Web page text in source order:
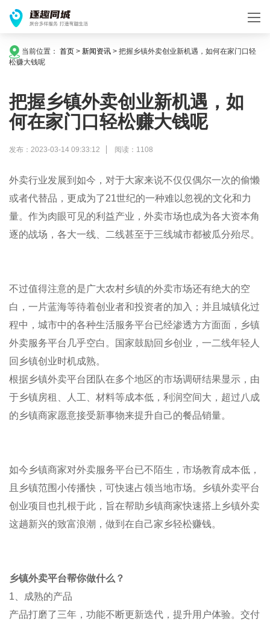
当前位置： 首页 > 新闻资讯 > 把握乡镇外卖创业新机遇，如何在家门口轻
松赚大钱呢
把握乡镇外卖创业新机遇，如
何在家门口轻松赚大钱呢
发布：2023-03-14 09:33:12 阅读：1108
外卖行业发展到如今，对于大家来说不仅仅偶尔一次的偷懒
或者代替品，更成为了21世纪的一种难以忽视的文化和力
量。作为肉眼可见的利益产业，外卖市场也成为各大资本角
逐的战场，各大一线、二线甚至于三线城市都被瓜分殆尽。
不过值得注意的是广大农村乡镇的外卖市场还有绝大的空
白，一片蓝海等待着创业者和投资者的加入；并且城镇化过
程中，城市中的各种生活服务平台已经渗透方方面面，乡镇
外卖服务平台几乎空白。国家鼓励回乡创业，一二线年轻人
回乡镇创业时机成熟。
根据乡镇外卖平台团队在多个地区的市场调研结果显示，由
于乡镇房租、人工、材料等成本低，利润空间大，超过八成
的乡镇商家愿意接受新事物来提升自己的餐品销量。
如今乡镇商家对外卖服务平台已不陌生，市场教育成本低，
且乡镇范围小传播快，可快速占领当地市场。乡镇外卖平台
创业项目也扎根于此，旨在帮助乡镇商家快速搭上乡镇外卖
这趟新兴的致富浪潮，做到在自己家乡轻松赚钱。
乡镇外卖平台帮你做什么？
1、成熟的产品
产品打磨了三年，功能不断更新迭代，提升用户体验。交付